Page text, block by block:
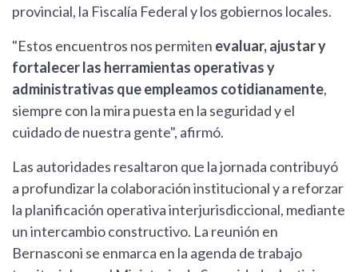
provincial, la Fiscalía Federal y los gobiernos locales.
"Estos encuentros nos permiten evaluar, ajustar y
fortalecer las herramientas operativas y
administrativas que empleamos cotidianamente,
siempre con la mira puesta en la seguridad y el
cuidado de nuestra gente", afirmó.
Las autoridades resaltaron que la jornada contribuyó
a profundizar la colaboración institucional y a reforzar
la planificación operativa interjurisdiccional, mediante
un intercambio constructivo. La reunión en
Bernasconi se enmarca en la agenda de trabajo